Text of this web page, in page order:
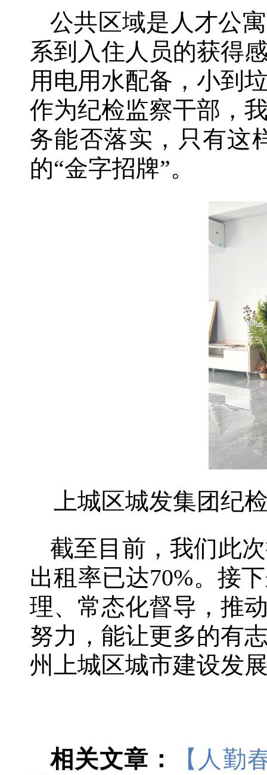
公共区域是人才公
系到入住人员的获得
用电用水配备，小到
作为纪检监察干部，
务能否落实，只有这
的“金字招牌”。
上城区城发集团纪
截至目前，我们此
出租率已达70%。接
理、常态化督导，推
努力，能让更多的有
州上城区城市建设发
相关文章：
【人勤